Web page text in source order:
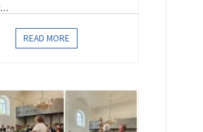
READ MORE